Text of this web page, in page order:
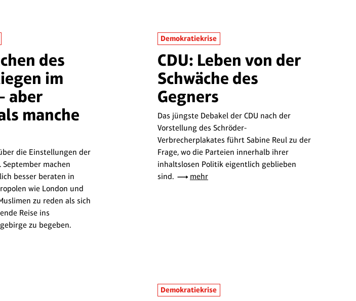
des
im
aber
manche
die Einstellungen der
machen
besser beraten in
wie London und
zu reden als sich
Reise ins
zu begeben.
Demokratiekrise
CDU: Leben von der
Schwäche des
Gegners
Das jüngste Debakel der CDU nach der
Vorstellung des Schröder-
Verbrecherplakates führt Sabine Reul zu der
Frage, wo die Parteien innerhalb ihrer
inhaltslosen Politik eigentlich geblieben
sind.
mehr
Demokratiekrise